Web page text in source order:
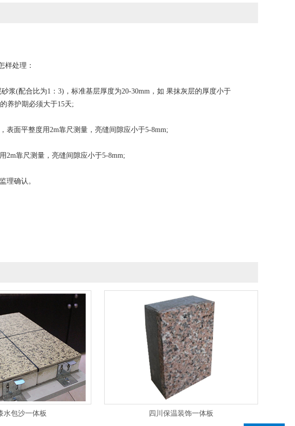
处理：
(配合比为1：3)，标准基层厚度为20-30mm，如 果抹灰层的厚度小于
养护期必须大于15天;
面平整度用2m靠尺测量，亮缝间隙应小于5-8mm;
靠尺测量，亮缝间隙应小于5-8mm;
理确认。
水包沙一体板 四川保温装饰一体板